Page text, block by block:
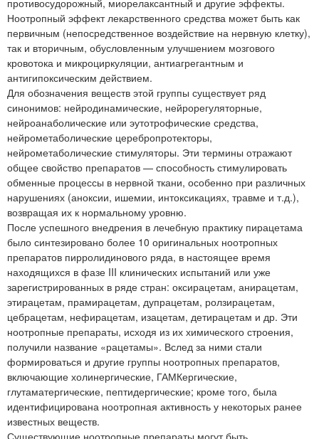
Ноотропный эффект лекарственного средства может быть как
первичным (непосредственное воздействие на нервную клетку),
так и вторичным, обусловленным улучшением мозгового
кровотока и микроциркуляции, антиагрегантным и
антигипоксическим действием.
Для обозначения веществ этой группы существует ряд
синонимов: нейродинамические, нейрорегуляторные,
нейроанаболические или эутотрофические средства,
нейрометаболические церебропротекторы,
нейрометаболические стимуляторы. Эти термины отражают
общее свойство препаратов — способность стимулировать
обменные процессы в нервной ткани, особенно при различных
нарушениях (аноксии, ишемии, интоксикациях, травме и т.д.),
возвращая их к нормальному уровню.
После успешного внедрения в лечебную практику пирацетама
было синтезировано более 10 оригинальных ноотропных
препаратов пирролидинового ряда, в настоящее время
находящихся в фазе III клинических испытаний или уже
зарегистрированных в ряде стран: оксирацетам, анирацетам,
этирацетам, прамирацетам, дупрацетам, ролзирацетам,
цебрацетам, нефирацетам, изацетам, детирацетам и др. Эти
ноотропные препараты, исходя из их химического строения,
получили название «рацетамы». Вслед за ними стали
формироваться и другие группы ноотропных препаратов,
включающие холинергические, ГАМКергические,
глутаматергические, пептидергические; кроме того, была
идентифицирована ноотропная активность у некоторых ранее
известных веществ.
Существующие ноотропные препараты могут быть